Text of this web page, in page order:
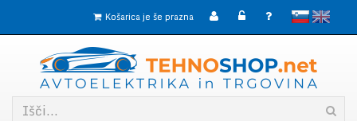
slovenskoEnglish
Košarica je še prazna